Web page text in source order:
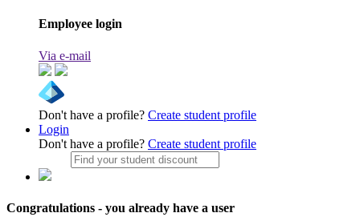
Employee login
Via e-mail
Don't have a profile? Create student profile
Login
Don't have a profile? Create student profile
Congratulations - you already have a user